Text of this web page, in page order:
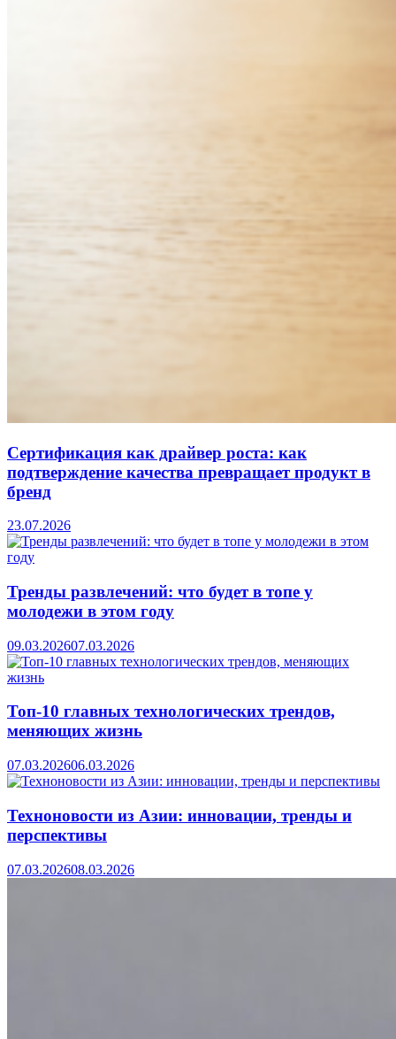
Сертификация как драйвер роста: как
подтверждение качества превращает продукт в
бренд
23.07.2026
Тренды развлечений: что будет в топе у
молодежи в этом году
09.03.202607.03.2026
Топ-10 главных технологических трендов,
меняющих жизнь
07.03.202606.03.2026
Техноновости из Азии: инновации, тренды и
перспективы
07.03.202608.03.2026